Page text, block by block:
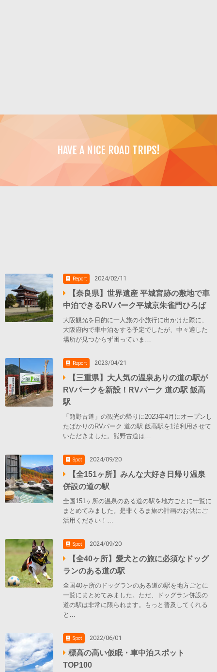
HAVE A NICE ROAD TRIPS!
Report 2024/02/11
【奈良県】世界遺産 平城宮跡の敷地で車
中泊できるRVパーク平城京朱雀門ひろば
大阪観光を目的に一人旅の小旅行に出かけた際に、
大阪府内で車中泊をする予定でしたが、中々適した
場所が見つからず困っていま…
Report 2023/04/21
【三重県】大人気の温泉ありの道の駅が
RVパークを新設！RVパーク 道の駅 飯高
駅
「熊野古道」の観光の帰りに2023年4月にオープンし
たばかりのRVパーク 道の駅 飯高駅を1泊利用させて
いただきました。熊野古道は…
Spot 2024/09/20
【全151ヶ所】みんな大好き日帰り温泉
併設の道の駅
全国151ヶ所の温泉のある道の駅を地方ごとに一覧に
まとめてみました。是非くるま旅の計画のお供にご
活用ください！…
Spot 2024/09/20
【全40ヶ所】愛犬との旅に必須なドッグ
ランのある道の駅
全国40ヶ所のドッグランのある道の駅を地方ごとに
一覧にまとめてみました。ただ、ドッグラン併設の
道の駅は非常に限られます。もっと普及してくれる
と…
Spot 2022/06/01
標高の高い仮眠・車中泊スポット
TOP100